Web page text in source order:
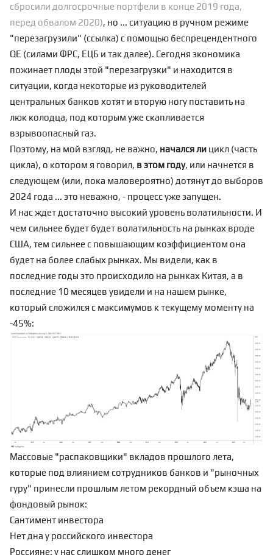
сбросили долгосрочные портфели в конце 2019 года,
перед обвалом 2020), но ... ситуацию в ручном режиме
"перезагрузили" (ссылка) с помощью беспрецендентного
QE (силами ФРС, ЕЦБ и так далее). Сегодня экономика
пожинает плоды этой "перезагрузки" и находится в
ситуации, когда некоторые из руководителей
центральных банков хотят и вторую ногу поставить на
люк колодца, под которым уже скапливается
взрывоопасный газ.
Поэтому, на мой взгляд, не важно, начался ли цикл (часть
цикла), о котором я говорил, в этом году, или начнется в
следующем (или, пока маловероятно) дотянут до выборов
2024 года ... это неважно, - процесс уже запущен.
И нас ждет достаточно высокий уровень волатильности. И
чем сильнее будет будет волатильность на рынках вроде
США, тем сильнее с повышающим коэффициентом она
будет на более слабых рынках. Мы видели, как в
последние годы это происходило на рынках Китая, а в
последние 10 месяцев увидели и на нашем рынке,
который сложился с максимумов к текущему моменту на
-45%:
Массовые "распаковщики" вкладов прошлого лета,
которые под влиянием сотрудников банков и "рыночных
гуру" принесли прошлым летом рекордный объем кэша на
фондовый рынок:
Сантимент инвестора
Нет дна у российского инвестора
Россияне: у нас слишком много денег